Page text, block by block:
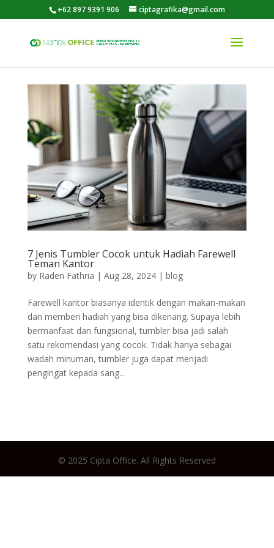
+62 897 9391 906 ciptagrafika@gmail.com
7 Jenis Tumbler Cocok untuk Hadiah Farewell
Teman Kantor
by Raden Fathria | Aug 28, 2024| blog
Farewell kantor biasanya identik dengan makan-makan
dan memberi hadiah yang bisa dikenang. Supaya lebih
bermanfaat dan fungsional, tumbler bisa jadi salah
satu rekomendasi yang cocok. Tidak hanya sebagai
wadah minuman, tumbler juga dapat menjadi
pengingat kepada sang...
© 2025 Cipta Office. All Rights Reserved